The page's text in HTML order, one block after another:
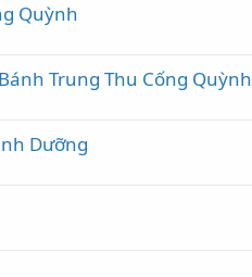
Quỳnh
Trung Thu Cống Quỳnh
Dưỡng